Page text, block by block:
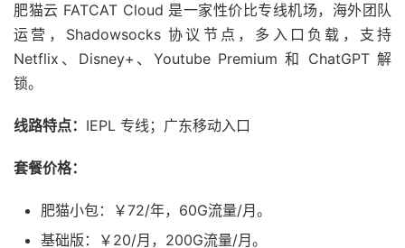
肥猫云 FATCAT Cloud 是一家性价比专线机场，海外团队
运营，Shadowsocks 协议节点，多入口负载，支持
Netflix、Disney+、Youtube Premium 和 ChatGPT 解
锁。
线路特点： IEPL 专线；广东移动入口
套餐价格：
肥猫小包：￥72/年，60G流量/月。
基础版：￥20/月，200G流量/月。